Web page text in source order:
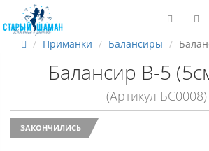
Приманки Балансиры
Балансир B-5
(Артикул БС0008)
ЗАКОНЧИЛИСЬ